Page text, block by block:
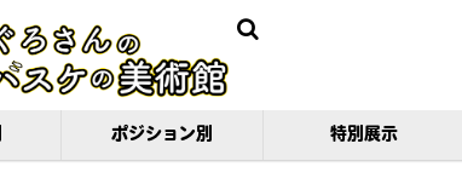
ポジション別 特別展示